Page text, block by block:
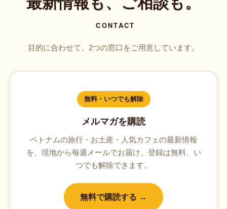
CONTACT
目的に合わせて、2つの窓口をご用意しています。
無料・いつでも解除
メルマガを購読
ベトナムの旅行・お土産・人気カフェの最新情報
を、現地から毎週メールでお届け。登録は無料、い
つでも解除できます。
無料で購読する →